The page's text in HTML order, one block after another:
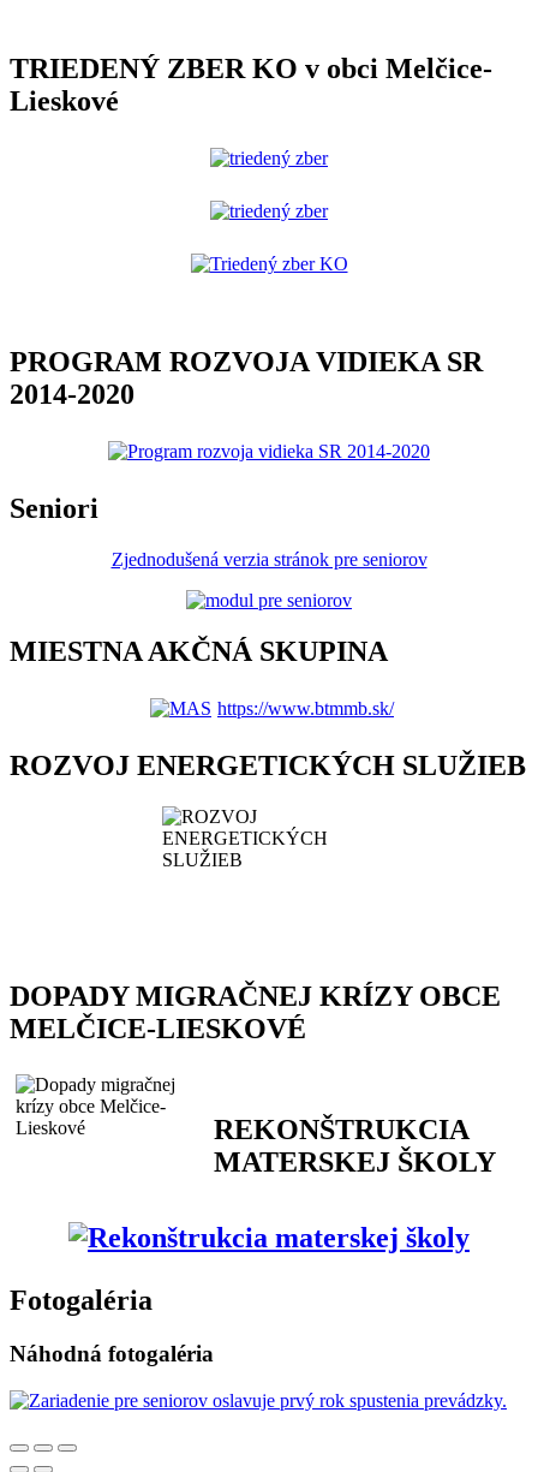
TRIEDENÝ ZBER KO v obci Melčice-
Lieskové
PROGRAM ROZVOJA VIDIEKA SR
2014-2020
Seniori
Zjednodušená verzia stránok pre seniorov
MIESTNA AKČNÁ SKUPINA
https://www.btmmb.sk/
ROZVOJ ENERGETICKÝCH SLUŽIEB
DOPADY MIGRAČNEJ KRÍZY OBCE
MELČICE-LIESKOVÉ
REKONŠTRUKCIA
MATERSKEJ ŠKOLY
Fotogaléria
Náhodná fotogaléria